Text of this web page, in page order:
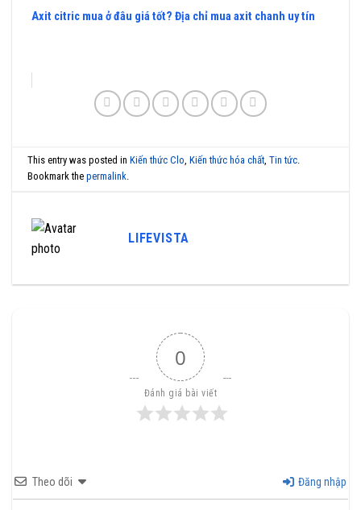
Axit citric mua ở đâu giá tốt? Địa chỉ mua axit chanh uy tín
This entry was posted inKiến thức Clo,Kiến thức hóa chất,Tin tức.
Bookmark thepermalink.
LIFEVISTA
0
Đánh giá bài viết
Theo dõi Đăng nhập